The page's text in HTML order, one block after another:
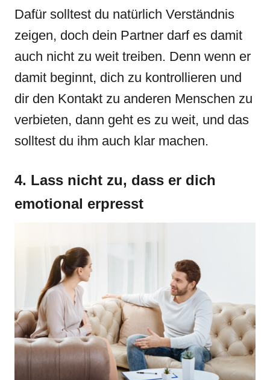
Dafür solltest du natürlich Verständnis
zeigen, doch dein Partner darf es damit
auch nicht zu weit treiben. Denn wenn er
damit beginnt, dich zu kontrollieren und
dir den Kontakt zu anderen Menschen zu
verbieten, dann geht es zu weit, und das
solltest du ihm auch klar machen.
4. Lass nicht zu, dass er dich
emotional erpresst